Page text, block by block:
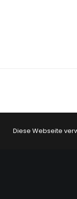
Diese Webseite